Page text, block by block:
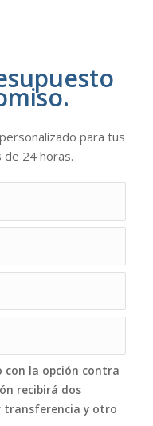
para tus
de 24 horas.
con la opción contra
recibirá dos
transferencia y otro